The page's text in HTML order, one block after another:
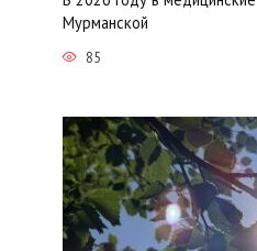
Мурманской
85